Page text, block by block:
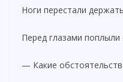
Ноги перестали
Перед глазами поплыли
— Какие